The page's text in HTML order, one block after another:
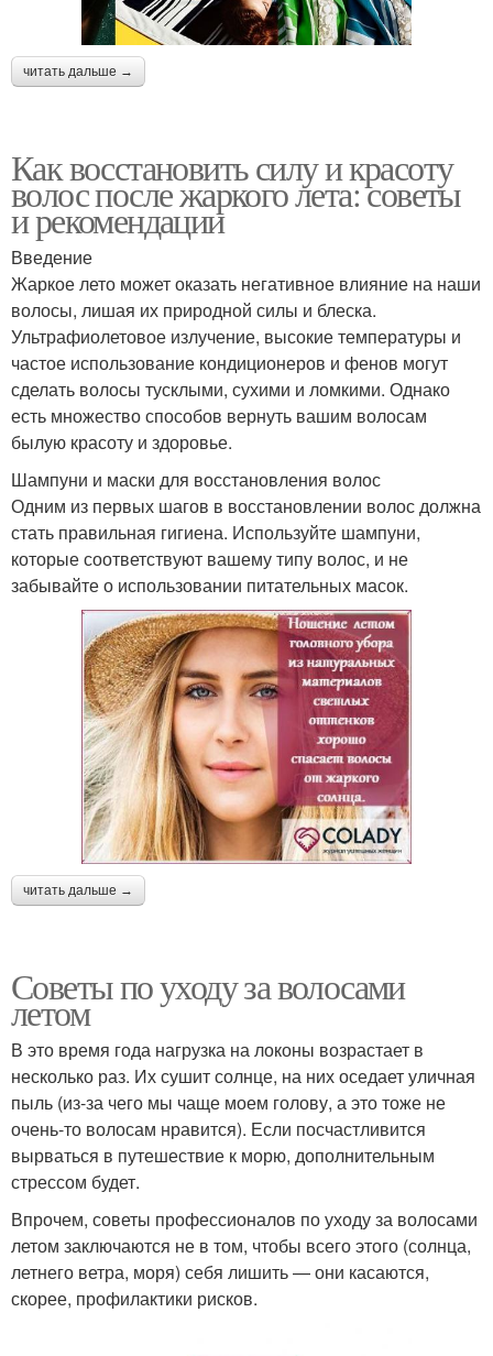
читать дальше →
Как восстановить силу и красоту
волос после жаркого лета: советы
и рекомендации
Введение
Жаркое лето может оказать негативное влияние на наши
волосы, лишая их природной силы и блеска.
Ультрафиолетовое излучение, высокие температуры и
частое использование кондиционеров и фенов могут
сделать волосы тусклыми, сухими и ломкими. Однако
есть множество способов вернуть вашим волосам
былую красоту и здоровье.
Шампуни и маски для восстановления волос
Одним из первых шагов в восстановлении волос должна
стать правильная гигиена. Используйте шампуни,
которые соответствуют вашему типу волос, и не
забывайте о использовании питательных масок.
читать дальше →
Советы по уходу за волосами
летом
В это время года нагрузка на локоны возрастает в
несколько раз. Их сушит солнце, на них оседает уличная
пыль (из-за чего мы чаще моем голову, а это тоже не
очень-то волосам нравится). Если посчастливится
вырваться в путешествие к морю, дополнительным
стрессом будет.
Впрочем, советы профессионалов по уходу за волосами
летом заключаются не в том, чтобы всего этого (солнца,
летнего ветра, моря) себя лишить — они касаются,
скорее, профилактики рисков.